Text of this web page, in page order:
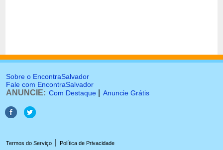
Sobre o EncontraSalvador
Fale com EncontraSalvador
ANUNCIE: Com Destaque Anuncie Grátis
Termos do Serviço Política de Privacidade